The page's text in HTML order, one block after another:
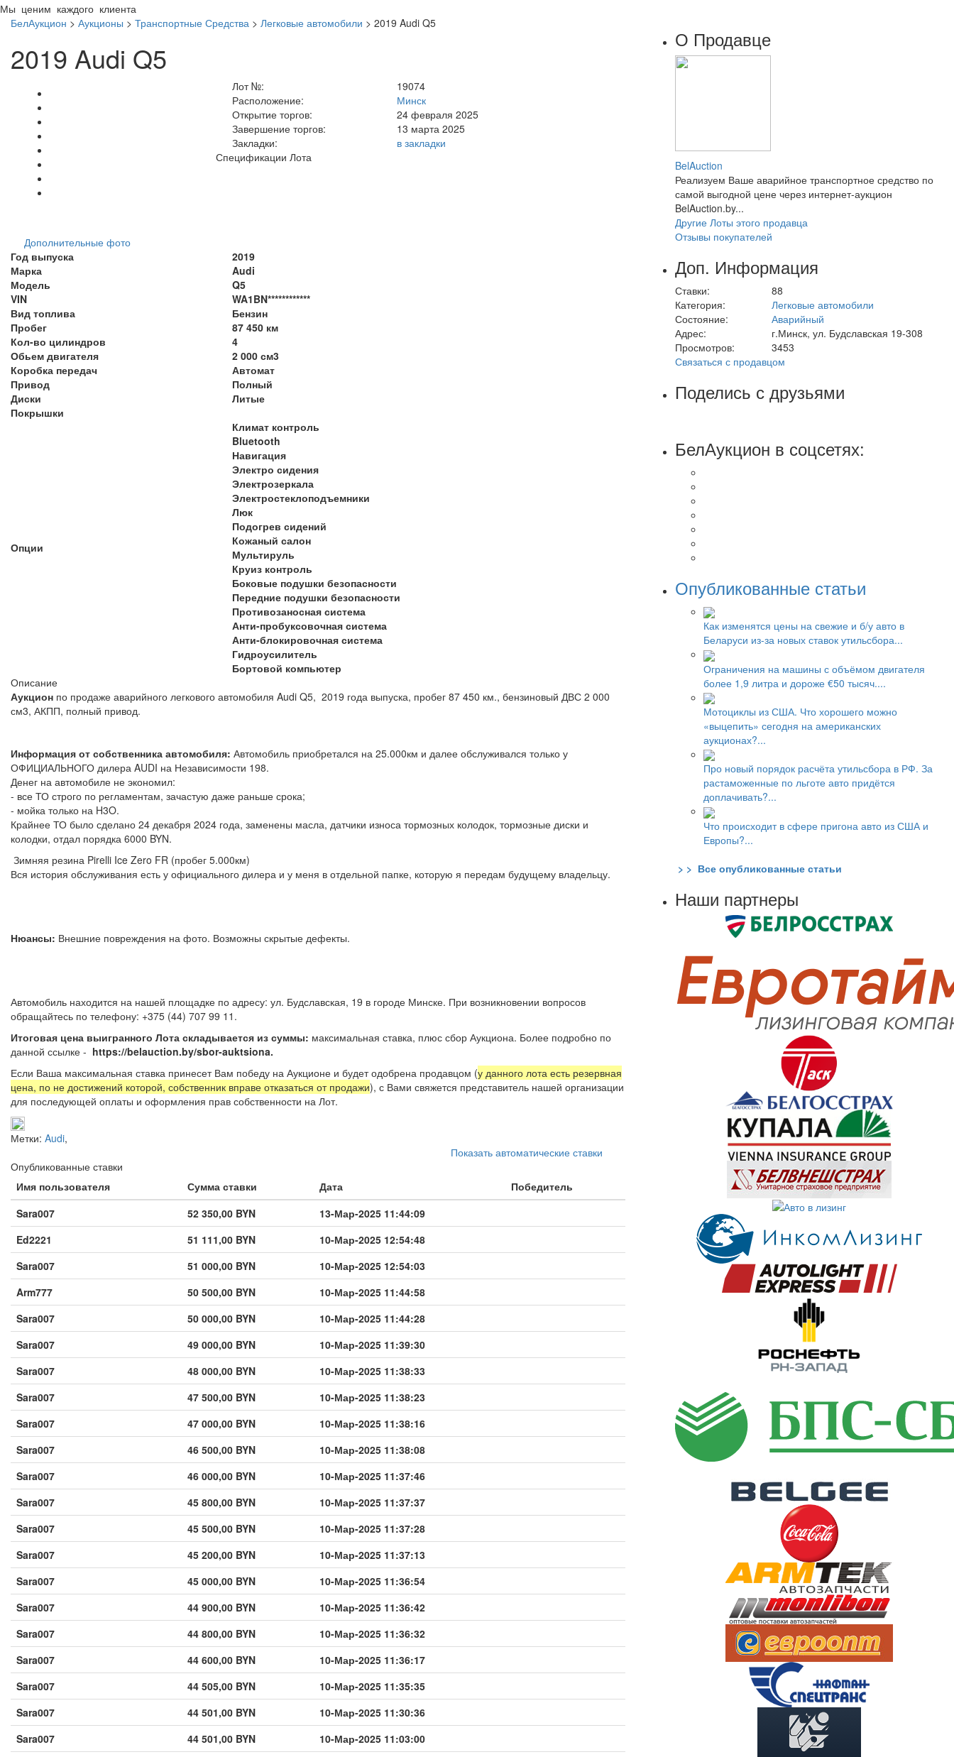
Мы ценим каждого клиента
БелАукцион > Аукционы > Транспортные Средства > Легковые автомобили > 2019 Audi Q5
2019 Audi Q5
Дополнительные фото
Лот №:
19074
Расположение:
Минск
Открытие торгов:
24 февраля 2025
Завершение торгов:
13 марта 2025
Закладки:
в закладки
Спецификации Лота
Год выпуска
2019
Марка
Audi
Модель
Q5
VIN
WA1BN************
Вид топлива
Бензин
Пробег
87 450 км
Кол-во цилиндров
4
Обьем двигателя
2 000 см3
Коробка передач
Автомат
Привод
Полный
Диски
Литые
Покрышки
Опции
Климат контроль
Bluetooth
Навигация
Электро сидения
Электрозеркала
Электростеклоподъемники
Люк
Подогрев сидений
Кожаный салон
Мультируль
Круиз контроль
Боковые подушки безопасности
Передние подушки безопасности
Противозаносная система
Анти-пробуксовочная система
Анти-блокировочная система
Гидроусилитель
Бортовой компьютер
Описание
Аукцион по продаже аварийного легкового автомобиля Audi Q5, 2019 года выпуска, пробег 87 450 км., бензиновый ДВС 2 000
см3, АКПП, полный привод.
Информация от собственника автомобиля: Автомобиль приобретался на 25.000км и далее обслуживался только у
ОФИЦИАЛЬНОГО дилера AUDI на Независимости 198.
Денег на автомобиле не экономил:
- все ТО строго по регламентам, зачастую даже раньше срока;
- мойка только на H3O.
Крайнее ТО было сделано 24 декабря 2024 года, заменены масла, датчики износа тормозных колодок, тормозные диски и
колодки, отдал порядка 6000 BYN.
Зимняя резина Pirelli Ice Zero FR (пробег 5.000км)
Вся история обслуживания есть у официального дилера и у меня в отдельной папке, которую я передам будущему владельцу.
Нюансы: Внешние повреждения на фото. Возможны скрытые дефекты.
Автомобиль находится на нашей площадке по адресу: ул. Будславская, 19 в городе Минске. При возникновении вопросов
обращайтесь по телефону: +375 (44) 707 99 11.
Итоговая цена выигранного Лота складывается из суммы: максимальная ставка, плюс сбор Аукциона. Более подробно по
данной ссылке - https://belauction.by/sbor-auktsiona.
Если Ваша максимальная ставка принесет Вам победу на Аукционе и будет одобрена продавцом (у данного лота есть резервная
цена, по не достижений которой, собственник вправе отказаться от продажи), с Вами свяжется представитель нашей организации
для последующей оплаты и оформления прав собственности на Лот.
Метки: Audi,
Показать автоматические ставки
Опубликованные ставки
Имя пользователя
Сумма ставки Дата
Победитель
Sara007
52 350,00 BYN
13-Мар-2025 11:44:09
Ed2221
51 111,00 BYN
10-Мар-2025 12:54:48
Sara007
51 000,00 BYN
10-Мар-2025 12:54:03
Arm777
50 500,00 BYN
10-Мар-2025 11:44:58
Sara007
50 000,00 BYN
10-Мар-2025 11:44:28
Sara007
49 000,00 BYN
10-Мар-2025 11:39:30
Sara007
48 000,00 BYN
10-Мар-2025 11:38:33
Sara007
47 500,00 BYN
10-Мар-2025 11:38:23
Sara007
47 000,00 BYN
10-Мар-2025 11:38:16
Sara007
46 500,00 BYN
10-Мар-2025 11:38:08
Sara007
46 000,00 BYN
10-Мар-2025 11:37:46
Sara007
45 800,00 BYN
10-Мар-2025 11:37:37
Sara007
45 500,00 BYN
10-Мар-2025 11:37:28
Sara007
45 200,00 BYN
10-Мар-2025 11:37:13
Sara007
45 000,00 BYN
10-Мар-2025 11:36:54
Sara007
44 900,00 BYN
10-Мар-2025 11:36:42
Sara007
44 800,00 BYN
10-Мар-2025 11:36:32
Sara007
44 600,00 BYN
10-Мар-2025 11:36:17
Sara007
44 505,00 BYN
10-Мар-2025 11:35:35
Sara007
44 501,00 BYN
10-Мар-2025 11:30:36
Sara007
44 501,00 BYN 10-Мар-2025 11:03:00
О Продавце
BelAuction
Реализуем Ваше аварийное транспортное средство по
самой выгодной цене через интернет-аукцион
BelAuction.by...
Другие Лоты этого продавца
Отзывы покупателей
Доп. Информация
Ставки:
88
Категория:
Легковые автомобили
Состояние:
Аварийный
Адрес:
г.Минск, ул. Будславская 19-308
Просмотров:
3453
Связаться с продавцом
Поделись с друзьями
БелАукцион в соцсетях:
Опубликованные статьи
Как изменятся цены на свежие и б/у авто в
Беларуси из-за новых ставок утильсбора...
Ограничения на машины с объёмом двигателя
более 1,9 литра и дороже €50 тысяч....
Мотоциклы из США. Что хорошего можно
«выцепить» сегодня на американских
аукционах?...
Про новый порядок расчёта утильсбора в РФ. За
растаможенные по льготе авто придётся
доплачивать?...
Что происходит в сфере пригона авто из США и
Европы?...
> > Все опубликованные статьи
Наши партнеры